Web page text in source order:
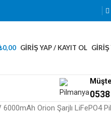
0,00 GIRIŞ YAP / KAYIT OL GIRIŞ
6000mAh Orion Şarjlı LiFePO4 Pil